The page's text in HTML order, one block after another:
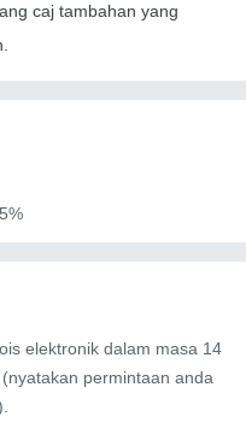
caj tambahan yang
elektronik dalam masa 14
permintaan anda